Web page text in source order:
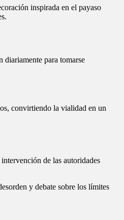
inspirada en el payaso
diariamente para tomarse
convirtiendo la vialidad en un
de las autoridades
y debate sobre los límites